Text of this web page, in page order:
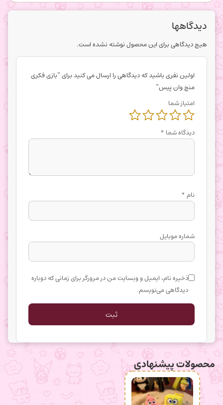
دیدگاهها
هیچ دیدگاهی برای این محصول نوشته نشده است.
اولین نفری باشید که دیدگاهی را ارسال می کنید برای “بازی فکری
منچ وان پیس”
امتیاز شما
دیدگاه شما *
نام*
شماره موبایل
ذخیره نام، ایمیل و وبسایت من در مرورگر برای زمانی که دوباره
دیدگاهی می‌نویسم.
محصولات پیشنهادی